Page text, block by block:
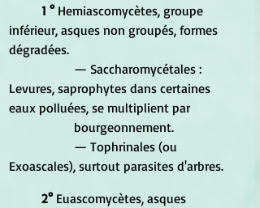
1 ° Hemiascomycètes, groupe
inférieur, asques non groupés, formes
dégradées.
Levures, saprophytes dans certaines
eaux polluées, se multiplient par
		bourgeonnement.
Exoascales), surtout parasites d'arbres.
2° Euascomycètes, asques